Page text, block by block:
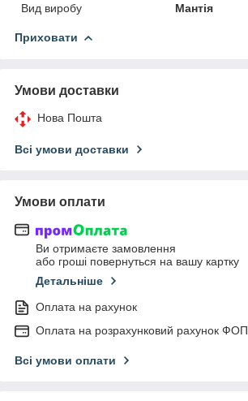
Вид виробу
Мантія
Приховати
Умови доставки
Нова Пошта
Всі умови доставки
Умови оплати
Ви отримаєте замовлення
або гроші повернуться на вашу картку
Детальніше
Оплата на рахунок
Оплата на розрахунковий рахунок ФОП
Всі умови оплати